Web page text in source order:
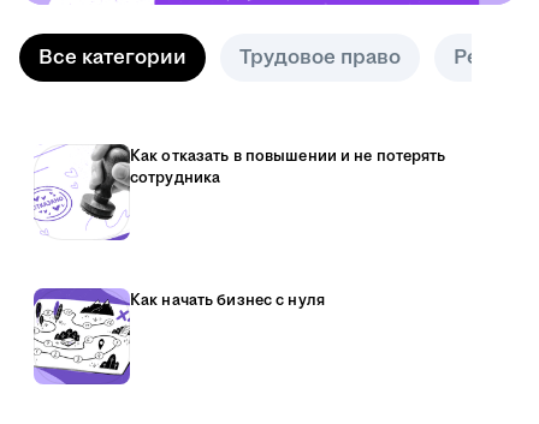
Все категории Трудовое право
Как отказать в повышении и не потерять
сотрудника
Как начать бизнес с нуля